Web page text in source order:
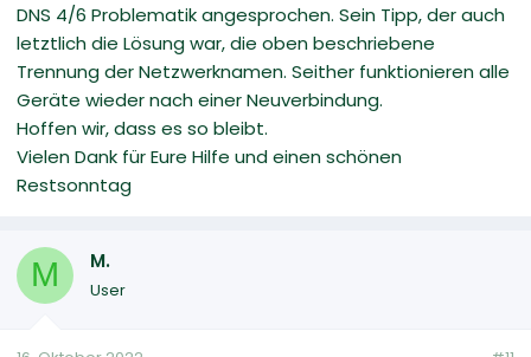
DNS 4/6 Problematik angesprochen. Sein Tipp, der auch
letztlich die Lösung war, die oben beschriebene
Trennung der Netzwerknamen. Seither funktionieren alle
Geräte wieder nach einer Neuverbindung.
Hoffen wir, dass es so bleibt.
Vielen Dank für Eure Hilfe und einen schönen
Restsonntag
M M.
User